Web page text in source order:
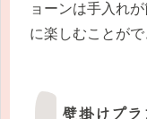
ョーンは手入れ
に楽しむことがで
壁掛けプラ